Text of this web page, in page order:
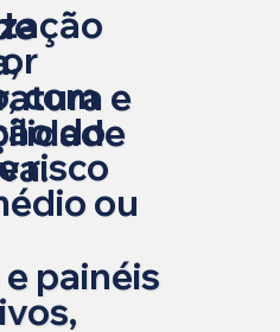
com
do
risco
ou
e
painéis